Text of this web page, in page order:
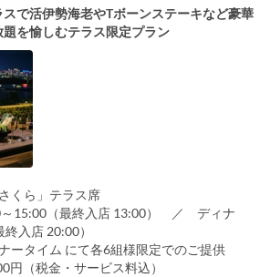
で活伊勢海老やTボーンステーキなど豪華
を愉しむテラス限定プラン
くら」テラス席
15:00（最終入店 13:00） ／ ディナ
入店 20:00）
イム にて各6組様限定でのご提供
円（税金・サービス料込）